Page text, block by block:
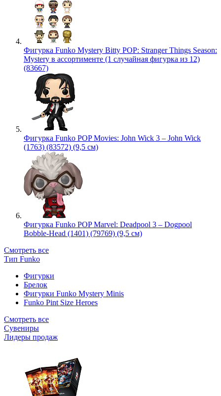
Фигурка Funko Mystery Bitty POP: Stranger Things Season:
Mystery в ассортименте (1 случайная фигурка из 12)
(83667)
Фигурка Funko POP Movies: John Wick 3 – John Wick
(1763) (83572) (9,5 см)
Фигурка Funko POP Marvel: Deadpool 3 – Dogpool
Bobble-Head (1401) (79769) (9,5 см)
Смотреть все
Тип Funko
Фигурки
Брелок
Фигурки Funko Mystery Minis
Funko Pint Size Heroes
Смотреть все
Сувениры
Лидеры продаж